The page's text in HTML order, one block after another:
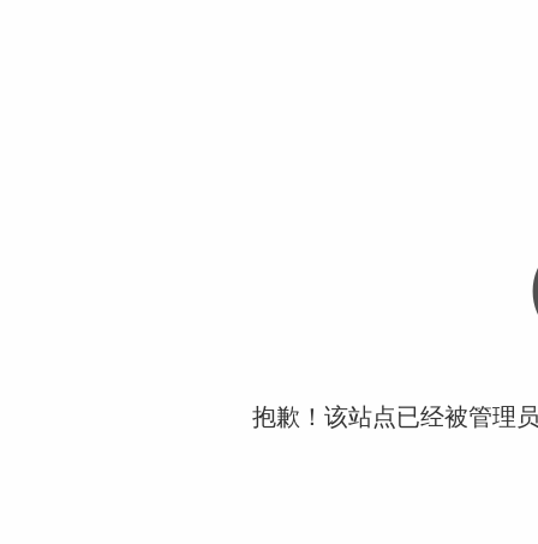
抱歉！该站点已经被管理